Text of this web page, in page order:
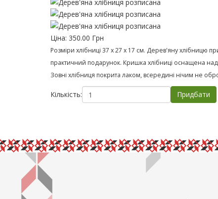
Ціна: 350.00 Грн
Розміри хлібниці 37 х 27 х 17 см. Дерев'яну хлібницю
практичний подарунок. Кришка хлібниці оснащена
Зовні хлібниця покрита лаком, всередині нічим не
Кількість: